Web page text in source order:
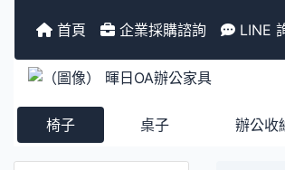
首頁 企業採購諮詢 LINE
椅子 桌子 辦公收